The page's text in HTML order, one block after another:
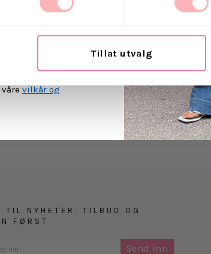
Tillat utvalg
Retur
TIL NYHETER, TILBUD OG
FØRST
Send inn
kan sende meg
vilkår og